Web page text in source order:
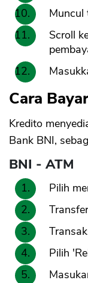
Muncul
Scroll
Cara
Kredito
Bank BNI,
BNI - ATM
Pilih
Transfer
Pilih